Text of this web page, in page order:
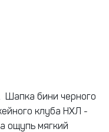
Шапка бини черного
клуба НХЛ -
ощупь мягкий